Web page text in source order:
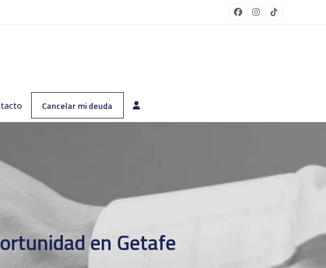
Facebook
Instagram
Tiktok
Cancelar mi deuda
en Getafe